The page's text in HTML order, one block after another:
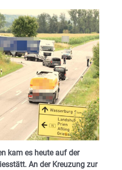
kam es heute auf der
An der Kreuzung zur